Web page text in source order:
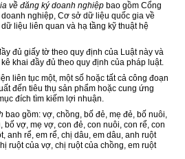
về đăng ký doanh nghiệp bao gồm Cổng
nghiệp, Cơ sở dữ liệu quốc gia về
liệu liên quan và hạ tầng kỹ thuật hệ
đủ giấy tờ theo quy định của Luật này và
khai đầy đủ theo quy định của pháp luật.
liên tục một, một số hoặc tất cả công đoạn
đến tiêu thụ sản phẩm hoặc cung ứng
đích tìm kiếm lợi nhuận.
bao gồm: vợ, chồng, bố đẻ, mẹ đẻ, bố nuôi,
bố vợ, mẹ vợ, con đẻ, con nuôi, con rể, con
anh rể, em rể, chị dâu, em dâu, anh ruột
ruột của vợ, chị ruột của chồng, em ruột